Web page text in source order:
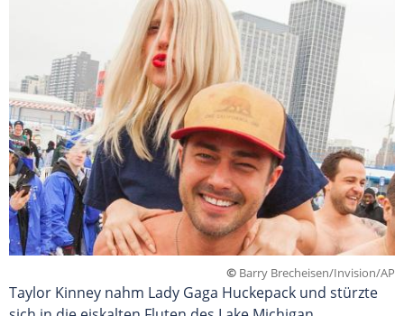
© Barry Brecheisen/Invision/AP
Taylor Kinney nahm Lady Gaga Huckepack und stürzte